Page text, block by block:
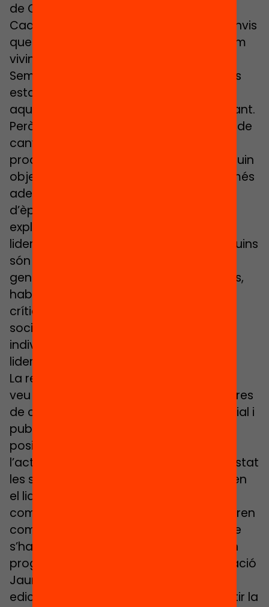
de Catalunya), Marta Pascal (CIU)
Cada cop es fa més evident que els canvis
que les societats contemporànies estem
vivint i patint no són canvis passatgers.
Sembla lògic pensar que, si les societats
estan canviant, les formes de governar
aquestes societats també estan canviant.
Però qui hauria de liderar els processos de
canvi i innovació social que s’estan
produint? Com ho hauria de fer i amb quin
objectiu? Quin tipus de lideratges són més
adequats per fer front a aquest canvi
d’època? Quins són els factors que
expliquen les noves trajectòries del
lideratge social i polític a Catalunya? Quins
són els àmbits, en els quals les noves
generacions adquireixen aprenentatges,
habilitats i valors que els fan subjectes
crítics i compromesos amb la realitat
social que els envolta? El lideratge
individual perd adeptes en favor de
lideratges més col·laboratius?
La recerca analitza a través dels ulls i la
veu de joves activistes, les noves maneres
de concebre i practicar el lideratge social i
publicopolític, permet veure com es
posicionen aquests joves enfront de
l’actual moment de canvi, quines han estat
les seves trajectòries vitals, com entenen
el lideratge i, sobretot, com n’és de
complex i plural tot plegat. El projecte pren
com a univers d’anàlisi els i les joves que
s’han beneficiat del programa Ordit (un
programa impulsat al 2007 per la Fundació
Jaume Bofill i l’IGOP que ha celebrat 11
edicions i que ha estat orientat a enfortir la